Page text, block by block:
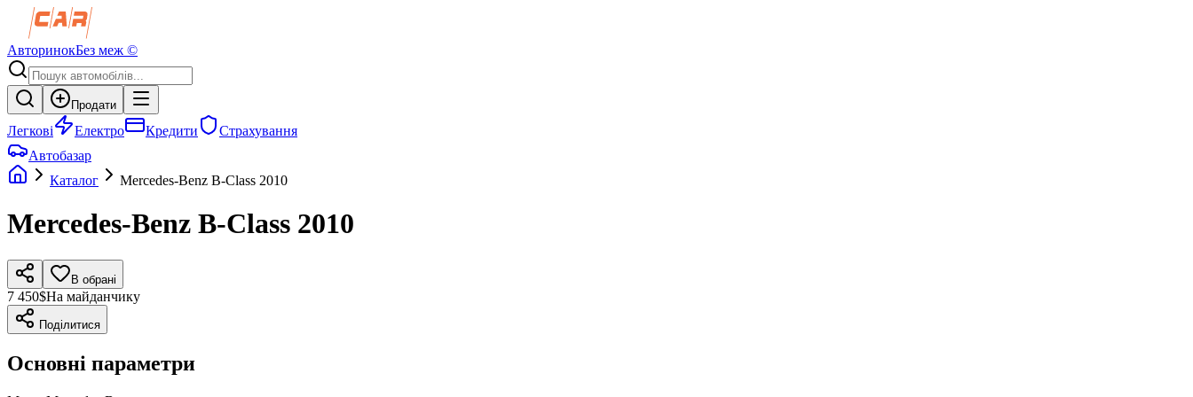
АвторинокБез меж ©
Продати
Легкові Електро Кредити
Страхування
Автобазар
Каталог
Mercedes-Benz B-Class 2010
Mercedes-Benz B-Class 2010
В обрані
7 450$На майданчику
Поділитися
Основні параметри